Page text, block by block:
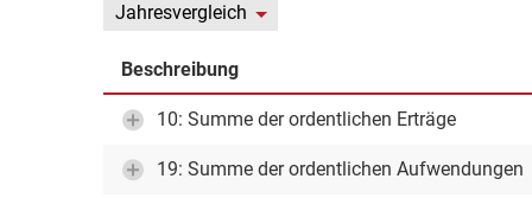
Jahresvergleich
Beschreibung
10: Summe der ordentlichen Erträge
19: Summe der ordentlichen Aufwendungen